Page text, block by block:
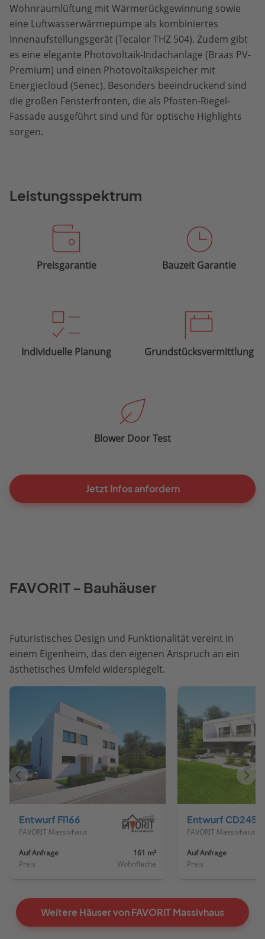
Wohnraumlüftung mit Wärmerückgewinnung sowie
eine Luftwasserwärmepumpe als kombiniertes
Innenaufstellungsgerät (Tecalor THZ 504). Zudem gibt
es eine elegante Photovoltaik-Indachanlage (Braas PV-
Premium) und einen Photovoltaikspeicher mit
Energiecloud (Senec). Besonders beeindruckend sind
die großen Fensterfronten, die als Pfosten-Riegel-
Fassade ausgeführt sind und für optische Highlights
sorgen.
Leistungsspektrum
Preisgarantie Bauzeit Garantie
Individuelle Planung Grundstücksvermittlung
Blower Door Test
Jetzt Infos anfordern
FAVORIT - Bauhäuser
Futuristisches Design und Funktionalität vereint in
einem Eigenheim, das den eigenen Anspruch an ein
ästhetisches Umfeld widerspiegelt.
Entwurf FI166
FAVORIT Massivhaus
Auf Anfrage
Preis
161 m²
Wohnfläche
Entwurf CD245
FAVORIT Massivhaus
Auf Anfrage
Preis
Vorheriges
Weitere Häuser von FAVORIT Massivhaus